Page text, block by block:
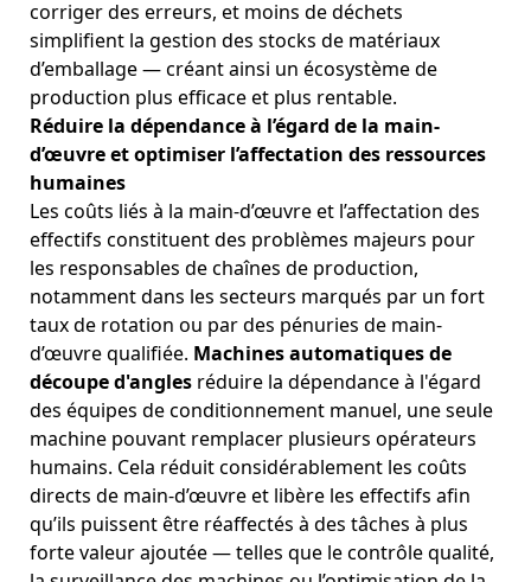
corriger des erreurs, et moins de déchets
simplifient la gestion des stocks de matériaux
d’emballage — créant ainsi un écosystème de
production plus efficace et plus rentable.
Réduire la dépendance à l’égard de la main-
d’œuvre et optimiser l’affectation des ressources
humaines
Les coûts liés à la main-d’œuvre et l’affectation des
effectifs constituent des problèmes majeurs pour
les responsables de chaînes de production,
notamment dans les secteurs marqués par un fort
taux de rotation ou par des pénuries de main-
d’œuvre qualifiée. Machines automatiques de
découpe d'angles réduire la dépendance à l'égard
des équipes de conditionnement manuel, une seule
machine pouvant remplacer plusieurs opérateurs
humains. Cela réduit considérablement les coûts
directs de main-d’œuvre et libère les effectifs afin
qu’ils puissent être réaffectés à des tâches à plus
forte valeur ajoutée — telles que le contrôle qualité,